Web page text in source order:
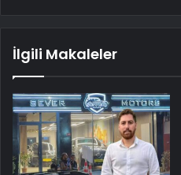
İlgili Makaleler